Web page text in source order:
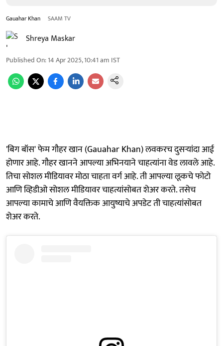
Gauahar Khan SAAM TV
Shreya Maskar
Published On:14 Apr 2025, 10:41 am IST
'बिग बॉस' फेम गौहर खान (Gauahar Khan) लवकरच दुसऱ्यांदा आई
होणार आहे. गौहर खानने आपल्या अभिनयाने चाहत्यांना वेड लावले आहे.
तिचा सोशल मीडियावर मोठा चाहता वर्ग आहे. ती आपल्या लूकचे फोटो
आणि व्हिडीओ सोशल मीडियावर चाहत्यांसोबत शेअर करते. तसेच
आपल्या कामाचे आणि वैयक्तिक आयुष्याचे अपडेट ती चाहत्यांसोबत
शेअर करते.